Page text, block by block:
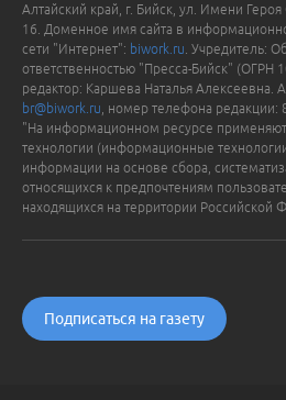
Алтайский край, г. Бийск, ул. Имени Героя
16. Доменное имя сайта в
сети "Интернет": biwork.ru . Учредитель:
ответственностью "Пресса-Бийск" (ОГРН
редактор: Каршева Наталья Алексеевна.
br@biwork.ru , номер телефона редакции:
"На информационном ресурсе
технологии (информационные
информации на основе сбора,
относящихся к предпочтениям
находящихся на территории Российской
Подписаться на газету